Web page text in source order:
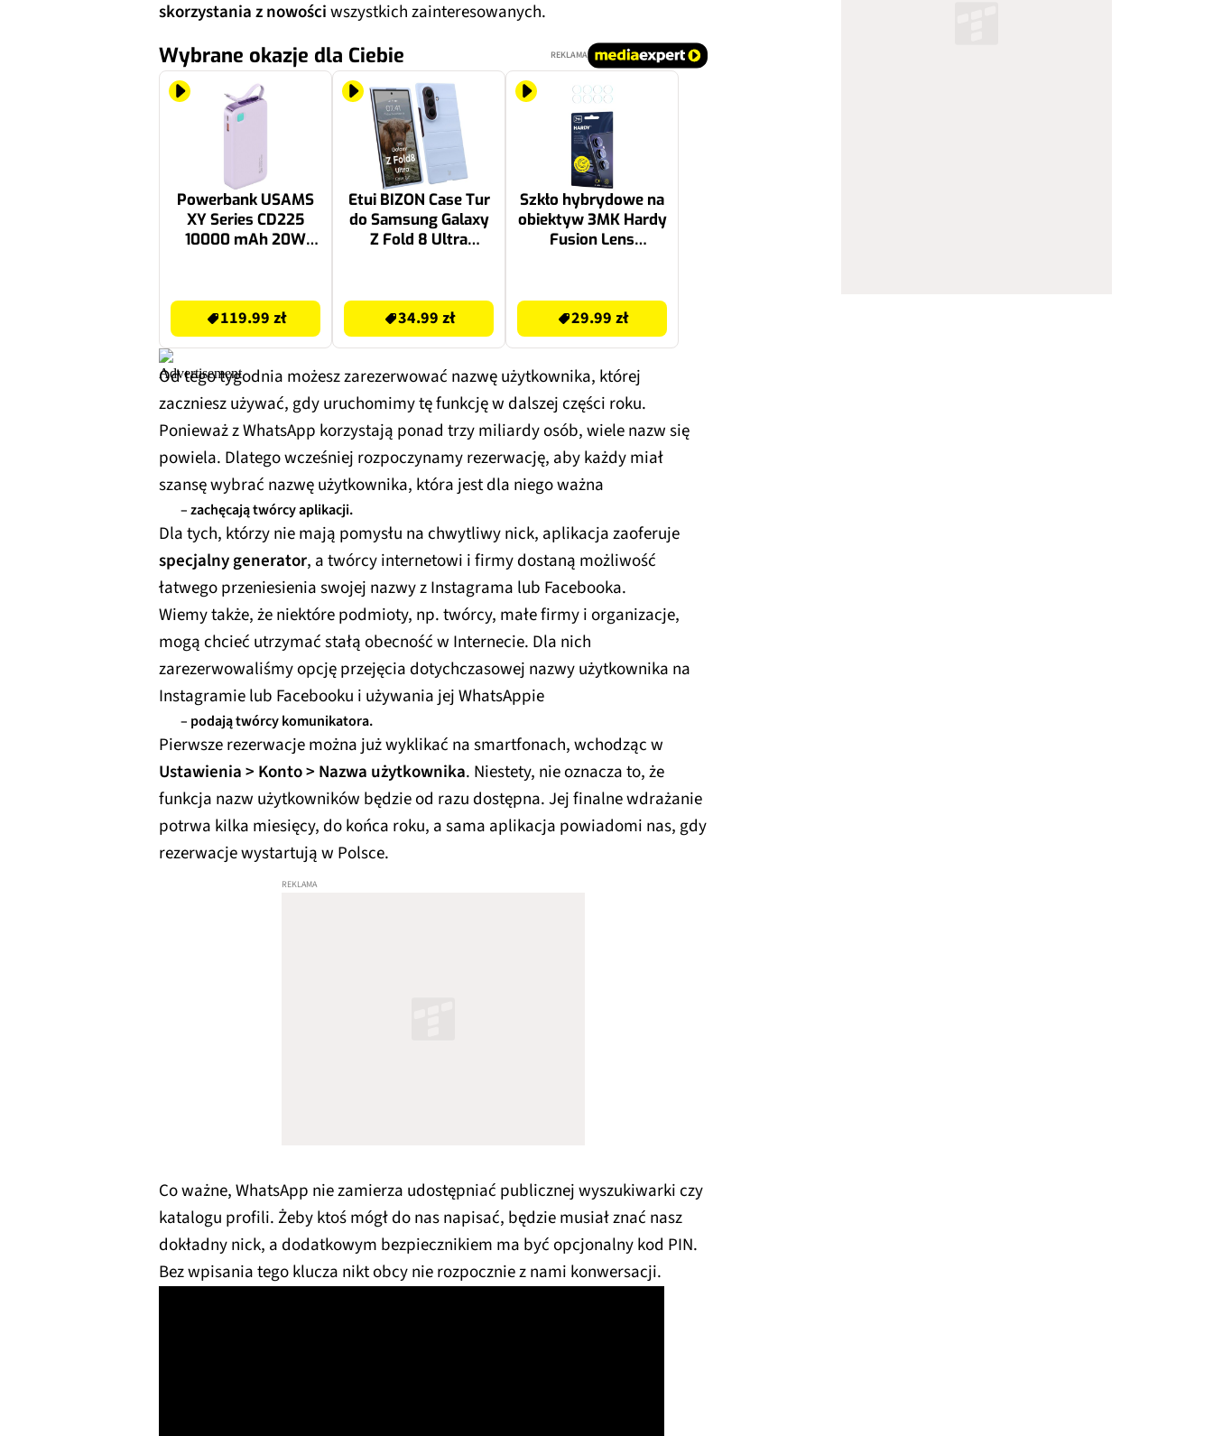
skorzystania z nowościwszystkich zainteresowanych.
Wybrane okazje dla Ciebie REKLAMA
Powerbank USAMS
XY Series CD225
10000 mAh 20W
119.99 zł
Etui BIZON Case Tur
do Samsung Galaxy
Z Fold 8 Ultra
34.99 zł
Szkło hybrydowe na
obiektyw 3MK Hardy
Fusion Lens
29.99 zł
Od tego tygodnia możesz zarezerwować nazwę użytkownika, której
zaczniesz używać, gdy uruchomimy tę funkcję w dalszej części roku.
Ponieważ z WhatsApp korzystają ponad trzy miliardy osób, wiele nazw się
powiela. Dlatego wcześniej rozpoczynamy rezerwację, aby każdy miał
szansę wybrać nazwę użytkownika, która jest dla niego ważna
– zachęcają twórcy aplikacji.
Dla tych, którzy nie mają pomysłu na chwytliwy nick, aplikacja zaoferuje
specjalny generator, a twórcy internetowi i firmy dostaną możliwość
łatwego przeniesienia swojej nazwy z Instagrama lub Facebooka.
Wiemy także, że niektóre podmioty, np. twórcy, małe firmy i organizacje,
mogą chcieć utrzymać stałą obecność w Internecie. Dla nich
zarezerwowaliśmy opcję przejęcia dotychczasowej nazwy użytkownika na
Instagramie lub Facebooku i używania jej WhatsAppie
– podają twórcy komunikatora.
Pierwsze rezerwacje można już wyklikać na smartfonach, wchodząc w
Ustawienia > Konto > Nazwa użytkownika. Niestety, nie oznacza to, że
funkcja nazw użytkowników będzie od razu dostępna. Jej finalne wdrażanie
potrwa kilka miesięcy, do końca roku, a sama aplikacja powiadomi nas, gdy
rezerwacje wystartują w Polsce.
Co ważne, WhatsApp nie zamierza udostępniać publicznej wyszukiwarki czy
katalogu profili. Żeby ktoś mógł do nas napisać, będzie musiał znać nasz
dokładny nick, a dodatkowym bezpiecznikiem ma być opcjonalny kod PIN.
Bez wpisania tego klucza nikt obcy nie rozpocznie z nami konwersacji.